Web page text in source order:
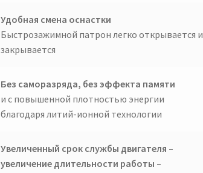
Удобная смена оснастки
Быстрозажимной патрон легко открывается и
закрывается
Без саморазряда, без эффекта памяти
и с повышенной плотностью энергии
благодаря литий-ионной технологии
Увеличенный срок службы двигателя –
увеличение длительности работы –